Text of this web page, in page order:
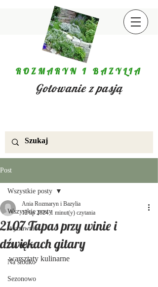
ROZMARYN I BAZYLIA
Gotowanie z pasją
Post
Wszystkie posty
Wytrawnie
Dla dzieci
Na słodko
Sezonowo
Wszystkie posty
21.07 Tapas przy winie i
dźwiękach gitary
Ania Rozmaryn i Bazylia
12 lip 2024 1 minut(y) czytania
warsztaty kulinarne